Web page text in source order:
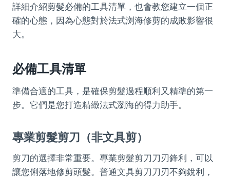
詳細介紹剪髮必備的工具清單，也會教您建立一個正
確的心態，因為心態對於法式浏海修剪的成敗影響很
大。
必備工具清單
準備合適的工具，是確保剪髮過程順利又精準的第一
步。它們是您打造精緻法式瀏海的得力助手。
專業剪髮剪刀（非文具剪）
剪刀的選擇非常重要。專業剪髮剪刀刀刃鋒利，可以
讓您俐落地修剪頭髮。普通文具剪刀刀刃不夠銳利，